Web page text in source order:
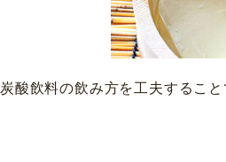
炭酸飲料の飲み方を工夫するこ